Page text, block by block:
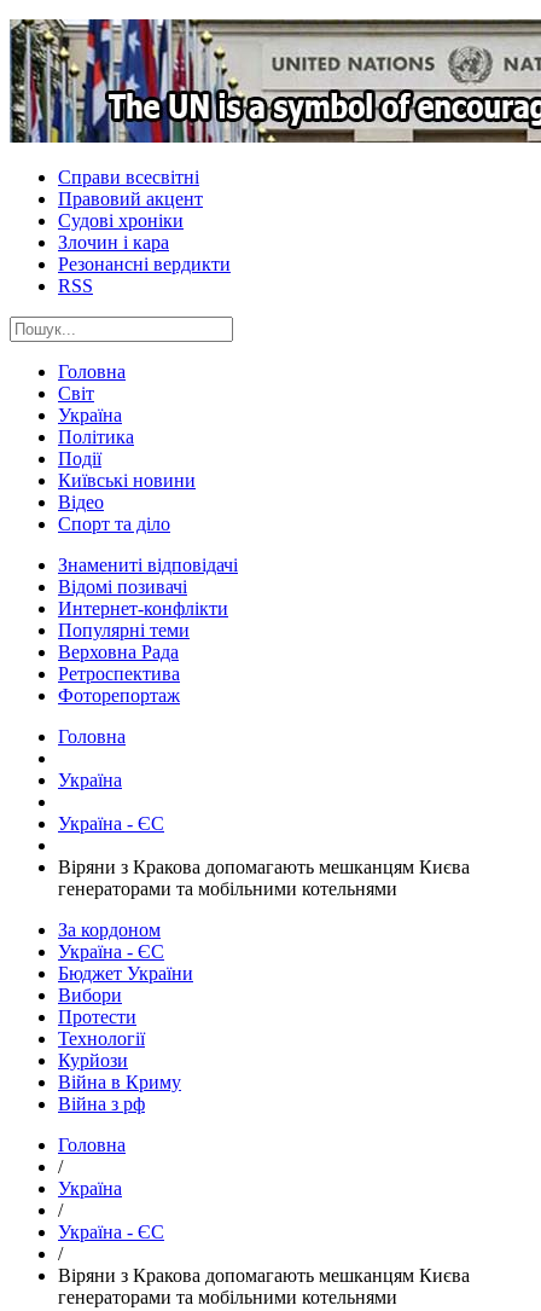
Справи всесвітні
Правовий акцент
Судові хроніки
Злочин і кара
Резонансні вердикти
RSS
Головна
Світ
Україна
Політика
Події
Київські новини
Відео
Спорт та діло
Знамениті відповідачі
Відомі позивачі
Интернет-конфлікти
Популярні теми
Верховна Рада
Ретроспектива
Фоторепортаж
Головна
Україна
Україна - ЄС
​Віряни з Кракова допомагають мешканцям Києва
генераторами та мобільними котельнями
За кордоном
Україна - ЄС
Бюджет України
Вибори
Протести
Технології
Курйози
Війна в Криму
Війна з рф
Головна
/
Україна
/
Україна - ЄС
/
​Віряни з Кракова допомагають мешканцям Києва
генераторами та мобільними котельнями